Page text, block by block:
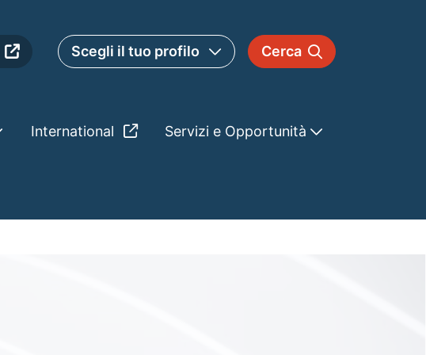
Cerca
Scegli il tuo profilo
International Servizi e Opportunità